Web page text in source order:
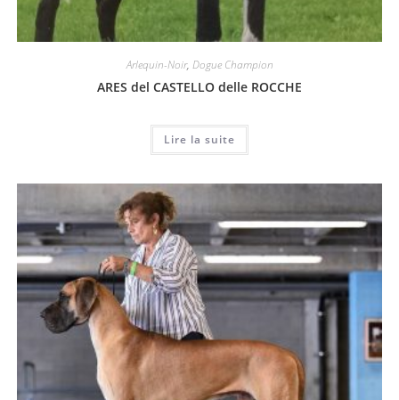
Arlequin-Noir, Dogue Champion
ARES del CASTELLO delle ROCCHE
Lire la suite